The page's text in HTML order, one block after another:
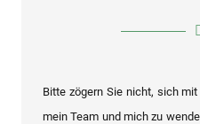
Bitte zögern Sie nicht, sich
mein Team und mich zu